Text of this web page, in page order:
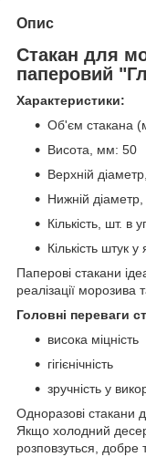
Опис
Стакан для
паперовий
Характеристики:
Об'єм стакана
Висота, мм: 50
Верхній
Нижній
Кількість, шт. в
Кількість штук
Паперові стакани
реалізації морозива
Головні переваги
висока міцність
гігієнічність
зручність у
Одноразові стакани
Якщо холодний
розповзуться,